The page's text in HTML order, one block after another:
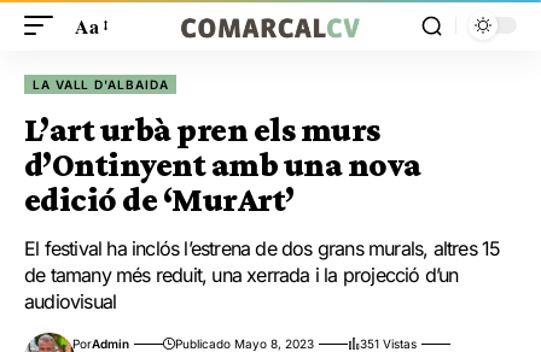
Aa
LA VALL D'ALBAIDA
L’art urbà pren els murs
d’Ontinyent amb una nova
edició de ‘MurArt’
El festival ha inclós l’estrena de dos grans murals, altres 15
de tamany més reduit, una xerrada i la projecció d’un
audiovisual
PorAdmin Publicado Mayo 8, 2023
351 Vistas